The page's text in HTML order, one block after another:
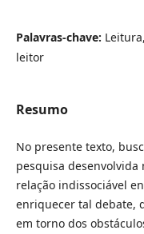
Palavras-chave:
leitor
Resumo
No presente texto,
pesquisa desenvolvida
relação indissociável
enriquecer tal debate,
em torno dos